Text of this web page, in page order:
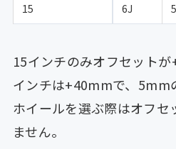
15 6J 5
15インチのみオフセット
インチは+40mmで、5mm
ホイールを選ぶ際はオフセ
ません。